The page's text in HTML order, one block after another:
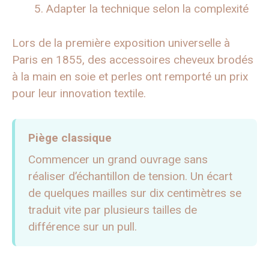
Adapter la technique selon la complexité
Lors de la première exposition universelle à
Paris en 1855, des accessoires cheveux brodés
à la main en soie et perles ont remporté un prix
pour leur innovation textile.
Piège classique
Commencer un grand ouvrage sans
réaliser d’échantillon de tension. Un écart
de quelques mailles sur dix centimètres se
traduit vite par plusieurs tailles de
différence sur un pull.